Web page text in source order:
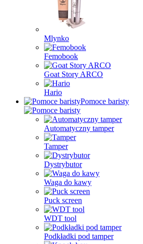
Mlynko
Femobook
Goat Story ARCO
Hario
Pomoce baristy
Automatyczny tamper
Tamper
Dystrybutor
Waga do kawy
Puck screen
WDT tool
Podkładki pod tamper